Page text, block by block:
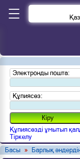
Электронды пошта:
Құпиясөз:
Құпиясөзді ұмытып
Тіркелу
Басы » Барлық